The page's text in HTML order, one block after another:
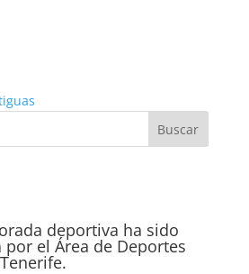
deportiva ha sido
el Área de Deportes